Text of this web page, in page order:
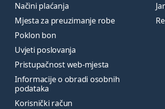
Načini plaćanja
Mjesta za preuzimanje robe
Poklon bon
Uvjeti poslovanja
Pristupačnost web-mjesta
Informacije o obradi osobnih
podataka
Korisnički račun